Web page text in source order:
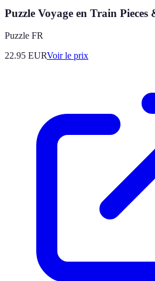
Puzzle Voyage en Train Pieces
Puzzle FR
22.95 EURVoir le prix